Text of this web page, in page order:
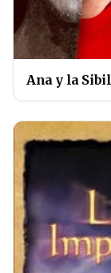
Ana y la